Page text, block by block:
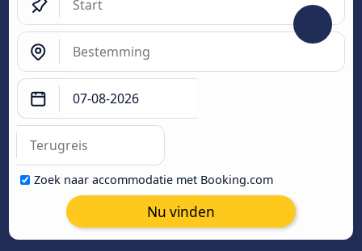
Zoek naar accommodatie met Booking.com
Nu vinden